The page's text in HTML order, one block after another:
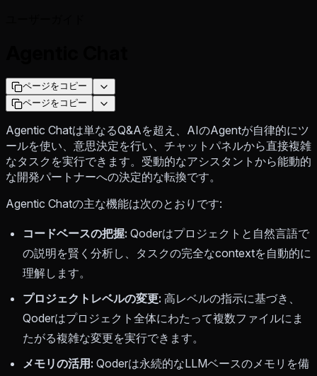
ページをコピー
ページをコピー
Agentic Chatは単なるQ&Aを超え、AIのAgentが自律的にツ
ールを使い、意思決定を行い、チャットパネルから直接複雑
なタスクを実行できます。受動的なアシスタントから能動的
な開発パートナーへの決定的な転換です。
Agentic Chatの主な機能は次のとおりです:
コードベースの把握: Qoderはプロジェクトと自然言語で
の説明を賢く分析し、タスクの完全なcontextを自動的に
理解します。
プロジェクトレベルの変更: 高レベルの指示に基づき、
Qoderはプロジェクト全体にわたって複数ファイルにま
たがる複雑な変更を実行できます。
メモリの活用: Qoderは永続的なLLMベースのメモリを備